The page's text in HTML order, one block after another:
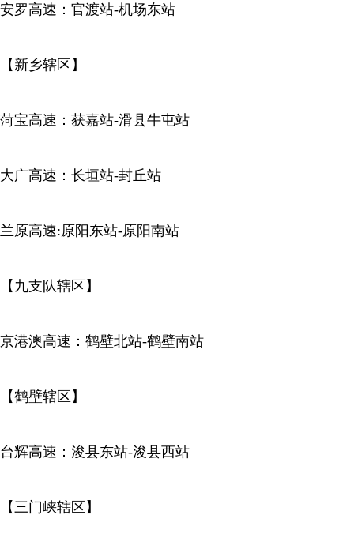
安罗高速：官渡站-机场东站
【新乡辖区】
菏宝高速：获嘉站-滑县牛屯站
大广高速：长垣站-封丘站
兰原高速:原阳东站-原阳南站
【九支队辖区】
京港澳高速：鹤壁北站-鹤壁南站
【鹤壁辖区】
台辉高速：浚县东站-浚县西站
【三门峡辖区】